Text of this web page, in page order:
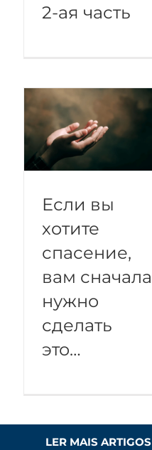
2-ая часть
Если вы
хотите
спасение,
вам сначала
нужно
сделать
это…
LER MAIS ARTIGOS